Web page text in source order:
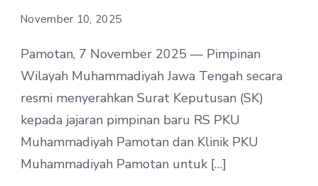
November 10, 2025
Pamotan, 7 November 2025 — Pimpinan
Wilayah Muhammadiyah Jawa Tengah secara
resmi menyerahkan Surat Keputusan (SK)
kepada jajaran pimpinan baru RS PKU
Muhammadiyah Pamotan dan Klinik PKU
Muhammadiyah Pamotan untuk […]